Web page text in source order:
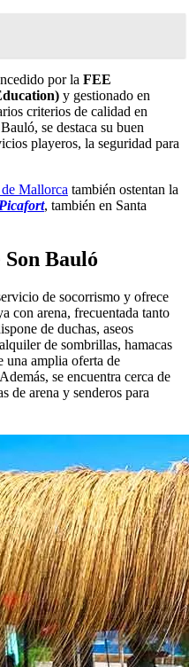
por la FEE
y gestionado en
criterios de calidad en
se destaca su buen
playeros, la seguridad para
Mallorca también ostentan la
, también en Santa
Bauló
de socorrismo y ofrece
con arena, frecuentada tanto
de duchas, aseos
de sombrillas, hamacas
una amplia oferta de
se encuentra cerca de
de arena y senderos para